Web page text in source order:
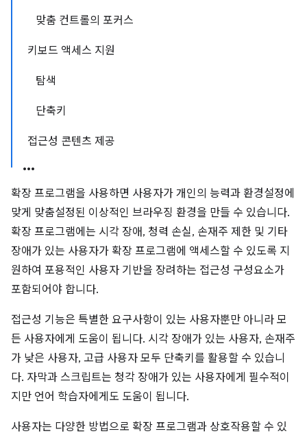
맞춤 컨트롤의 포커스
키보드 액세스 지원
탐색
단축키
접근성 콘텐츠 제공
확장 프로그램을 사용하면 사용자가 개인의 능력과 환경설정에
맞게 맞춤설정된 이상적인 브라우징 환경을 만들 수 있습니다.
확장 프로그램에는 시각 장애, 청력 손실, 손재주 제한 및 기타
장애가 있는 사용자가 확장 프로그램에 액세스할 수 있도록 지
원하여 포용적인 사용자 기반을 장려하는 접근성 구성요소가
포함되어야 합니다.
접근성 기능은 특별한 요구사항이 있는 사용자뿐만 아니라 모
든 사용자에게 도움이 됩니다. 시각 장애가 있는 사용자, 손재주
가 낮은 사용자, 고급 사용자 모두 단축키를 활용할 수 있습니
다. 자막과 스크립트는 청각 장애가 있는 사용자에게 필수적이
지만 언어 학습자에게도 도움이 됩니다.
사용자는 다양한 방법으로 확장 프로그램과 상호작용할 수 있